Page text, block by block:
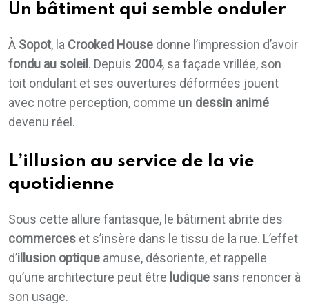
Un bâtiment qui semble onduler
À Sopot, la Crooked House donne l’impression d’avoir
fondu au soleil. Depuis 2004, sa façade vrillée, son
toit ondulant et ses ouvertures déformées jouent
avec notre perception, comme un dessin animé
devenu réel.
L’illusion au service de la vie
quotidienne
Sous cette allure fantasque, le bâtiment abrite des
commerces et s’insère dans le tissu de la rue. L’effet
d’illusion optique amuse, désoriente, et rappelle
qu’une architecture peut être ludique sans renoncer à
son usage.